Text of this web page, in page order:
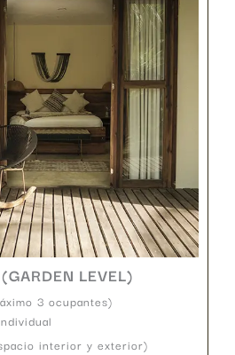
LEVEL)
3 ocupantes)
interior y exterior)